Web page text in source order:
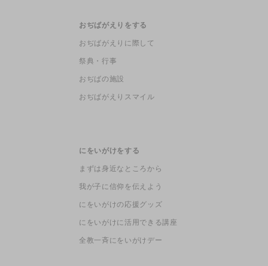
おぢばがえりをする
おぢばがえりに際して
祭典・行事
おぢばの施設
おぢばがえりスマイル
にをいがけをする
まずは身近なところから
我が子に信仰を伝えよう
にをいがけの応援グッズ
にをいがけに活用できる講座
全教一斉にをいがけデー